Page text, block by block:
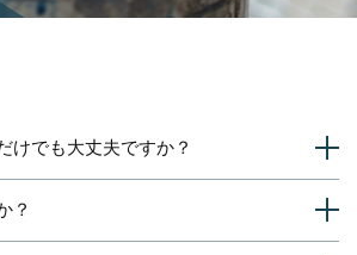
けでも大丈夫ですか？
積りだけでも大歓迎です。
って、しつこい営業などは一切行っておりませ
？